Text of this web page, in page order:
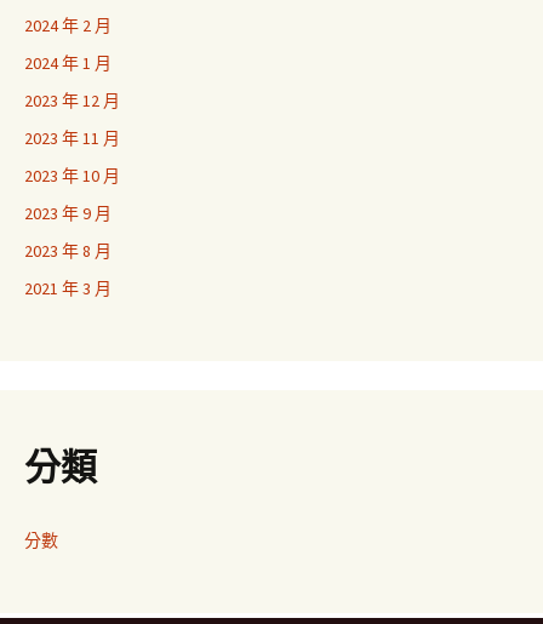
2024 年 2 月
2024 年 1 月
2023 年 12 月
2023 年 11 月
2023 年 10 月
2023 年 9 月
2023 年 8 月
2021 年 3 月
分類
分數